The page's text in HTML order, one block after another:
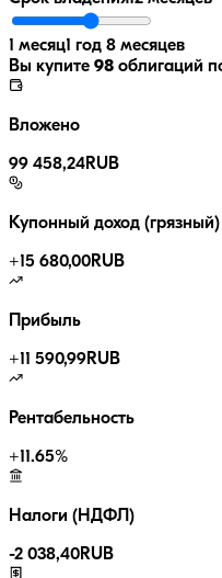
1 месяц1 год 8 месяцев
Вы купите 98 облигаций
Вложено
99 458,24RUB
Купонный доход (грязный)
+15 680,00RUB
Прибыль
+11 590,99RUB
Рентабельность
+11.65%
Налоги (НДФЛ)
-2 038,40RUB